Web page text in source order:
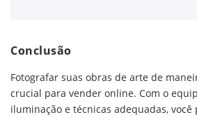
Conclusão
Fotografar suas obras de arte de
crucial para vender online. Com o
iluminação e técnicas adequadas,